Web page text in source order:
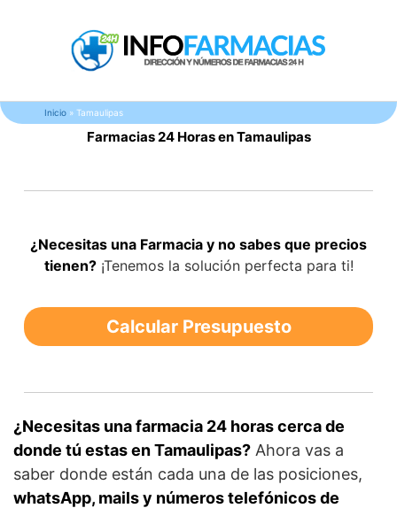
r
Inicio » Tamaulipas
Farmacias 24 Horas en Tamaulipas
¿Necesitas una Farmacia y no sabes que precios
tienen?¡Tenemos la solución perfecta para ti!
Calcular Presupuesto
¿Necesitas una farmacia 24 horas cerca de
donde tú estas en Tamaulipas? Ahora vas a
saber donde están cada una de las posiciones,
whatsApp, mails y números telefónicos de